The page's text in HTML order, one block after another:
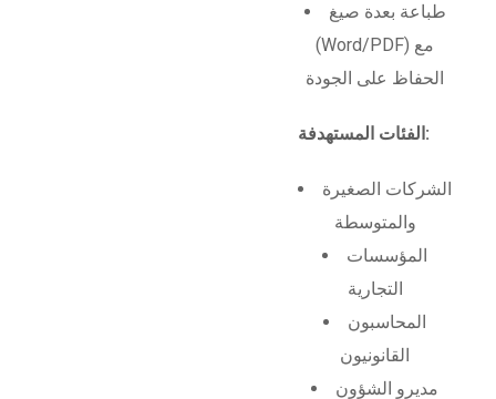
طباعة بعدة صيغ
(Word/PDF) مع
الحفاظ على الجودة
الفئات المستهدفة:
الشركات الصغيرة
والمتوسطة
المؤسسات
التجارية
المحاسبون
القانونيون
مديرو الشؤون